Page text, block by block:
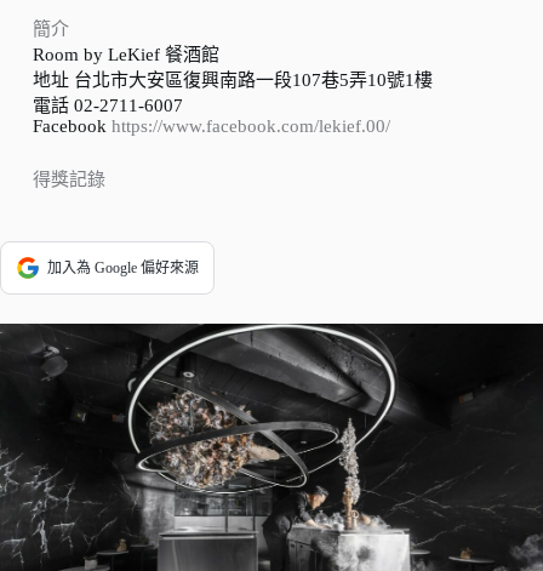
簡介
Room by LeKief 餐酒館
地址 台北市大安區復興南路一段107巷5弄10號1樓
電話 02-2711-6007
Facebook https://www.facebook.com/lekief.00/
得獎記錄
加入為 Google 偏好來源